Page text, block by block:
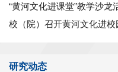
“黄河文化进课堂”教学沙龙
校（院）召开黄河文化进校
研究动态